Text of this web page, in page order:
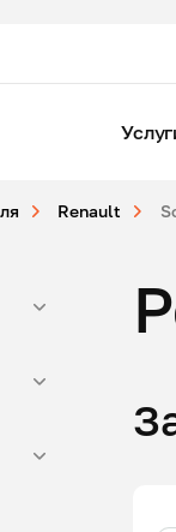
Renault